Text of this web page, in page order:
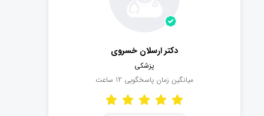
دکتر ارسلان خسروی
پزشکی
میانگین زمان پاسخگویی 12 ساعت